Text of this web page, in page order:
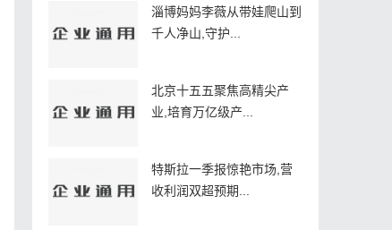
淄博妈妈李薇从带娃爬山到
千人净山,守护...
北京十五五聚焦高精尖产
业,培育万亿级产...
特斯拉一季报惊艳市场,营
收利润双超预期...